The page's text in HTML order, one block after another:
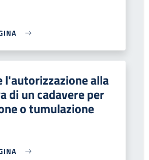
l'autorizzazione alla
di un cadavere per
o tumulazione